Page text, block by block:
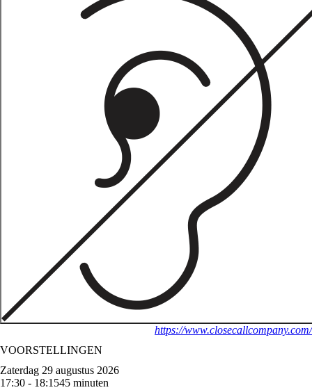
https://www.closecallcompany.com/
VOORSTELLINGEN
Zaterdag 29 augustus 2026
17:30 - 18:1545 minuten